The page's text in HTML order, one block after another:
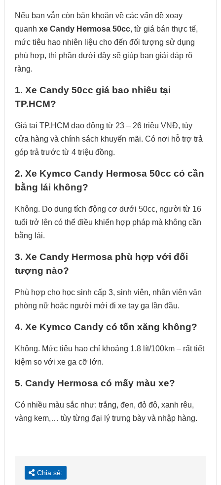
Nếu bạn vẫn còn băn khoăn về các vấn đề xoay
quanh xe Candy Hermosa 50cc, từ giá bán thực tế,
mức tiêu hao nhiên liệu cho đến đối tượng sử dụng
phù hợp, thì phần dưới đây sẽ giúp bạn giải đáp rõ
ràng.
1. Xe Candy 50cc giá bao nhiêu tại
TP.HCM?
Giá tại TP.HCM dao động từ 23 – 26 triệu VNĐ, tùy
cửa hàng và chính sách khuyến mãi. Có nơi hỗ trợ trả
góp trả trước từ 4 triệu đồng.
2. Xe Kymco Candy Hermosa 50cc có cần
bằng lái không?
Không. Do dung tích động cơ dưới 50cc, người từ 16
tuổi trở lên có thể điều khiển hợp pháp mà không cần
bằng lái.
3. Xe Candy Hermosa phù hợp với đối
tượng nào?
Phù hợp cho học sinh cấp 3, sinh viên, nhân viên văn
phòng nữ hoặc người mới đi xe tay ga lần đầu.
4. Xe Kymco Candy có tốn xăng không?
Không. Mức tiêu hao chỉ khoảng 1.8 lít/100km – rất tiết
kiệm so với xe ga cỡ lớn.
5. Candy Hermosa có mấy màu xe?
Có nhiều màu sắc như: trắng, đen, đỏ đô, xanh rêu,
vàng kem,… tùy từng đại lý trưng bày và nhập hàng.
Chia sẻ: